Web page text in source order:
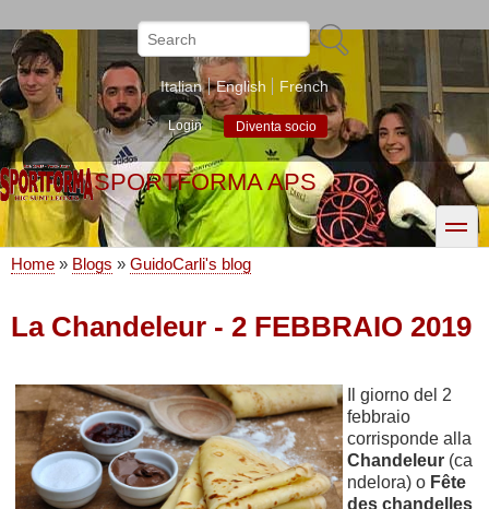
to
main
content
Search
Italian English French
Login Diventa socio
SPORTFORMA APS
toggle
Home Blogs GuidoCarli's blog
La Chandeleur - 2 FEBBRAIO 2019
Il giorno del 2
febbraio
corrisponde alla
Chandeleur (ca
ndelora) o Fête
des chandelles